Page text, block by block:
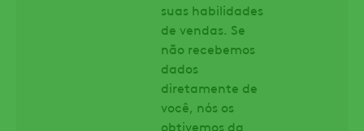
suas habilidades
de vendas. Se
não recebemos
dados
diretamente de
você, nós os
obtivemos da